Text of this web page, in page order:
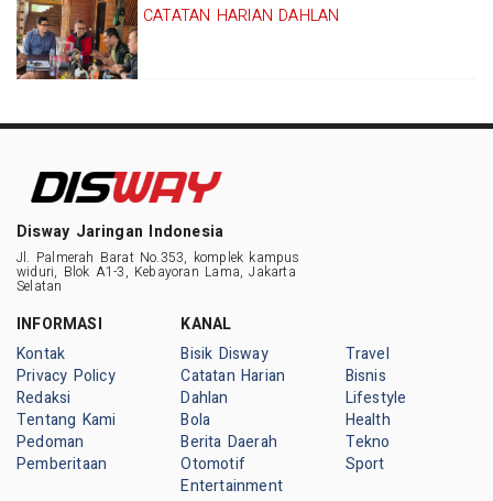
CATATAN HARIAN DAHLAN
Disway Jaringan Indonesia
Jl. Palmerah Barat No.353, komplek kampus
widuri, Blok A1-3, Kebayoran Lama, Jakarta
Selatan
INFORMASI
Kontak
Privacy Policy
Redaksi
Tentang Kami
Pedoman
Pemberitaan
KANAL
Bisik Disway
Catatan Harian
Dahlan
Bola
Berita Daerah
Otomotif
Entertainment
Travel
Bisnis
Lifestyle
Health
Tekno
Sport